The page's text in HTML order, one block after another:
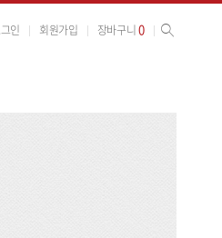
인 회원가입 장바구니0 사이트 검색